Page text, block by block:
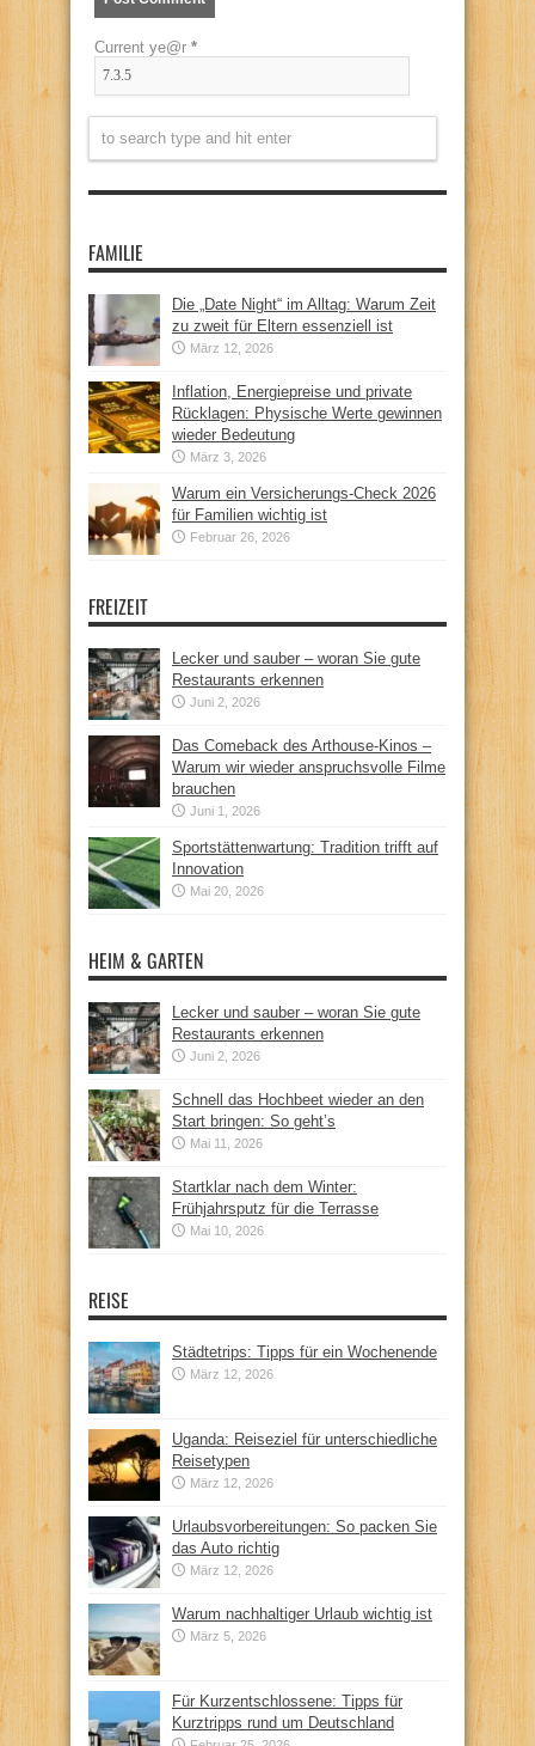
Current ye@r *
FAMILIE
Die „Date Night“ im Alltag: Warum Zeit
zu zweit für Eltern essenziell ist
März 12, 2026
Inflation, Energiepreise und private
Rücklagen: Physische Werte gewinnen
wieder Bedeutung
März 3, 2026
Warum ein Versicherungs-Check 2026
für Familien wichtig ist
Februar 26, 2026
FREIZEIT
Lecker und sauber – woran Sie gute
Restaurants erkennen
Juni 2, 2026
Das Comeback des Arthouse-Kinos –
Warum wir wieder anspruchsvolle Filme
brauchen
Juni 1, 2026
Sportstättenwartung: Tradition trifft auf
Innovation
Mai 20, 2026
HEIM & GARTEN
Lecker und sauber – woran Sie gute
Restaurants erkennen
Juni 2, 2026
Schnell das Hochbeet wieder an den
Start bringen: So geht’s
Mai 11, 2026
Startklar nach dem Winter:
Frühjahrsputz für die Terrasse
Mai 10, 2026
REISE
Städtetrips: Tipps für ein Wochenende
März 12, 2026
Uganda: Reiseziel für unterschiedliche
Reisetypen
März 12, 2026
Urlaubsvorbereitungen: So packen Sie
das Auto richtig
März 12, 2026
Warum nachhaltiger Urlaub wichtig ist
März 5, 2026
Für Kurzentschlossene: Tipps für
Kurztripps rund um Deutschland